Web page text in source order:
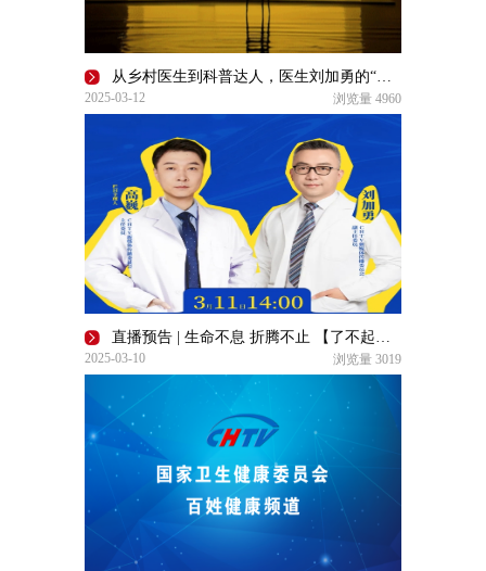
从乡村医生到科普达人，医生刘加勇的“折腾”之路 | 了不起的自己
2025-03-12 浏览量 4960
直播预告 | 生命不息 折腾不止 【了不起的自己】
2025-03-10 浏览量 3019